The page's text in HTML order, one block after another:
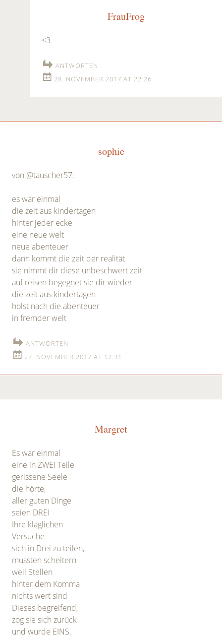
FrauFrog
<3
ANTWORTEN
28. NOVEMBER 2017 AT 22:26
sophie
von @tauscher57:
es war einmal
die zeit aus kindertagen
hinter jeder ecke
eine neue welt
neue abenteuer
dann kommt die zeit der realität
sie nimmt dir diese unbeschwert zeit
auf reisen begegnet sie dir wieder
die zeit aus kindertagen
holst nach die abenteuer
in fremder welt
ANTWORTEN
27. NOVEMBER 2017 AT 12:31
Margret
Es war einmal
eine in ZWEI Teile
gerissene Seele
die hörte,
aller guten Dinge
seien DREI
Ihre kläglichen
Versuche
sich in Drei zu teilen,
mussten scheitern
weil Stellen
hinter dem Komma
nichts wert sind
Dieses begreifend,
zog sie sich zurück
und wurde EINS.